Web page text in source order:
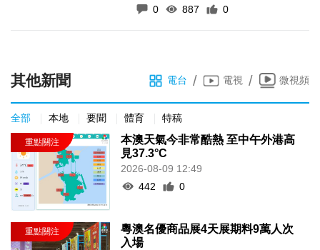
0 887 0
其他新聞 電台 / 電視 / 微視頻
全部 本地 要聞 體育 特稿
本澳天氣今非常酷熱 至中午外港高
見37.3°C
2026-08-09 12:49
442
0
粵澳名優商品展4天展期料9萬人次
入場